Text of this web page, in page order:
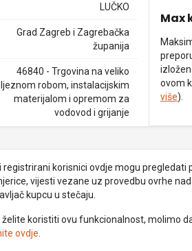
LUČKO
Grad Zagreb i Zagrebačka
županija
46840 - Trgovina na veliko
robom, instalacijskim
materijalom i opremom za
vodovod i grijanje
Max
ovom
više).
registrirani korisnici ovdje mogu pregledati
vijesti vezane uz provedbu ovrhe
kupcu u stečaju.
želite koristiti ovu funkcionalnost, molimo
ovdje